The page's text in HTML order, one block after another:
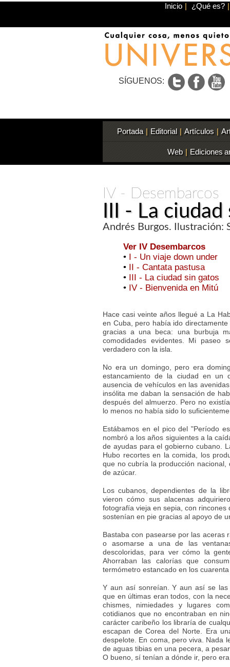
Inicio | ¿Qué es? |
SÍGUENOS:
Portada | Editorial | Artículos |
Web | Ediciones
IV - Desembarcos
III - La
Andrés Burgos. Ilustración:
Ver IV Desembarcos
• I - Un viaje down under
• II - Cantata pastusa
• III - La ciudad sin gatos
• IV - Bienvenida en Mitú
Hace casi veinte años llegué a La
en Cuba, pero había ido
gracias a una beca: una burbuja
comodidades evidentes. Mi paseo
verdadero con la isla.
No era un domingo, pero era
estancamiento de la ciudad en un
ausencia de vehículos en las
insólita me daban la sensación de
después del almuerzo. Pero no
lo menos no había sido lo
Estábamos en el pico del "Período
nombró a los años siguientes a la
de ayudas para el gobierno cubano.
Hubo recortes en la comida, los
que no cubría la producción
de azúcar.
Los cubanos, dependientes de la
vieron cómo sus alacenas
fotografía vieja en sepia, con
sostenían en pie gracias al apoyo de
Bastaba con pasearse por las aceras
o asomarse a una de las
descoloridas, para ver cómo la
Ahorraban las calorías que
termómetro estancado en los
Y aun así sonreían. Y aun así se las
que en últimas eran todos, con la
chismes, nimiedades y lugares
cotidianos que no encontraban en
carácter caribeño los libraría de
escapan de Corea del Norte. Era
despelote. En coma, pero viva. Nada
de aguas tibias en una pecera, a
O bueno, sí tenían a dónde ir, pero